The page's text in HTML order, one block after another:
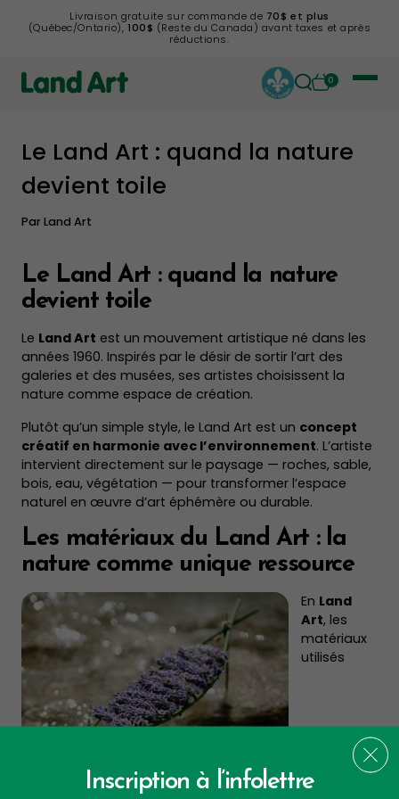
Livraison gratuite sur commande de 70$ et plus
(Québec/Ontario), 100$ (Reste du Canada) avant taxes et après
réductions.
0
Retour à la liste
Le Land Art : quand la nature
devient toile
ParLand Art
Le Land Art : quand la nature
devient toile
Le Land Art est un mouvement artistique né dans les
années 1960. Inspirés par le désir de sortir l’art des
galeries et des musées, ses artistes choisissent la
nature comme espace de création.
Plutôt qu’un simple style, le Land Art est un concept
créatif en harmonie avec l’environnement. L’artiste
intervient directement sur le paysage — roches, sable,
bois, eau, végétation — pour transformer l’espace
naturel en œuvre d’art éphémère ou durable.
Les matériaux du Land Art : la
nature comme unique ressource
En Land
Art, les
matériaux
utilisés
Inscription à l’infolettre